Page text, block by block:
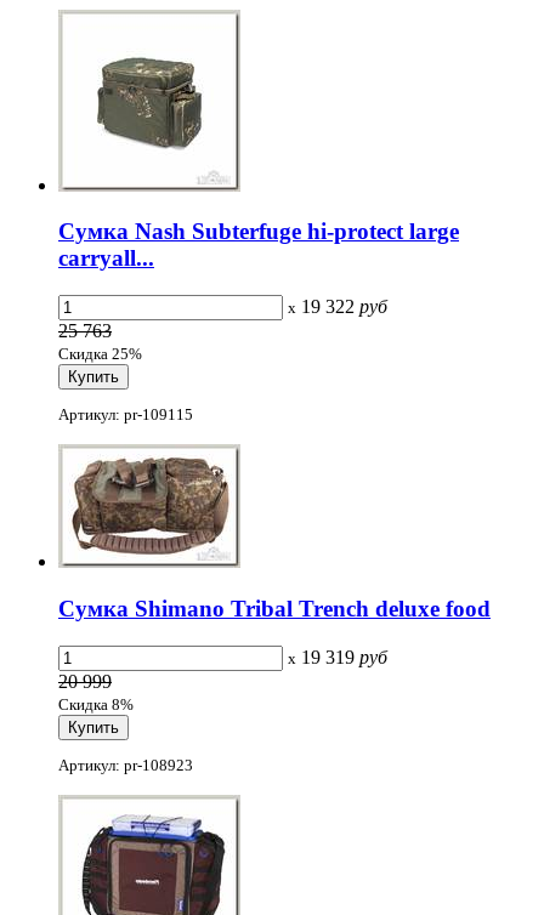
Сумка Nash Subterfuge hi-protect large
carryall...
x 19 322 руб
25 763
Скидка 25%
Артикул: pr-109115
Сумка Shimano Tribal Trench deluxe food
x 19 319 руб
20 999
Скидка 8%
Артикул: pr-108923